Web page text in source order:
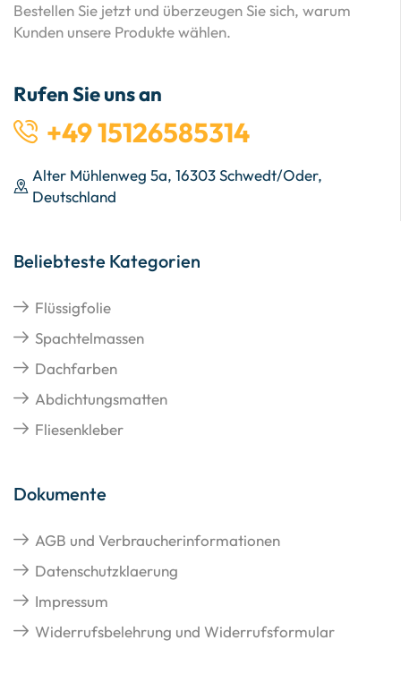
Bestellen Sie jetzt und überzeugen Sie sich, warum
Kunden unsere Produkte wählen.
Rufen Sie uns an
+49 15126585314
Alter Mühlenweg 5a, 16303 Schwedt/Oder,
Deutschland
Beliebteste Kategorien
Flüssigfolie
Spachtelmassen
Dachfarben
Abdichtungsmatten
Fliesenkleber
Dokumente
AGB und Verbraucherinformationen
Datenschutzklaerung
Impressum
Widerrufsbelehrung und Widerrufsformular